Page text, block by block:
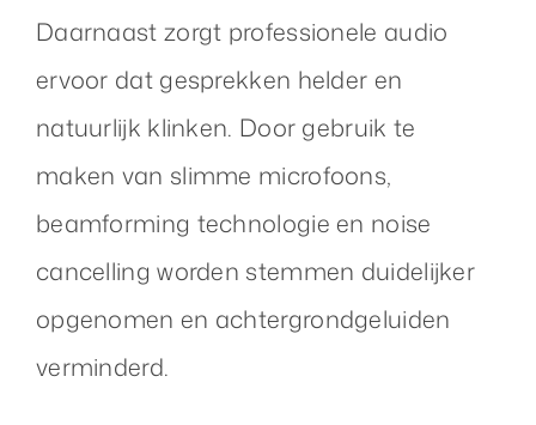
Daarnaast zorgt professionele audio
ervoor dat gesprekken helder en
natuurlijk klinken. Door gebruik te
maken van slimme microfoons,
beamforming technologie en noise
cancelling worden stemmen duidelijker
opgenomen en achtergrondgeluiden
verminderd.